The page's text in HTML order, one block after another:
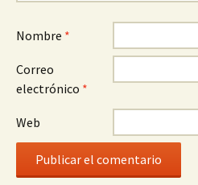
Nombre *
Correo
electrónico *
Web